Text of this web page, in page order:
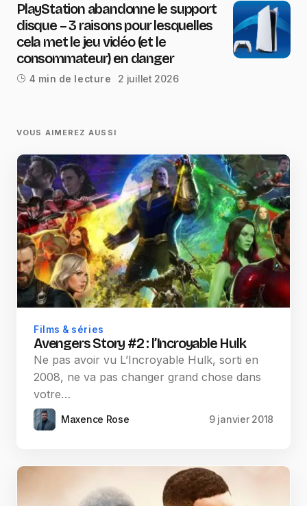
PlayStation abandonne le support
disque – 3 raisons pour lesquelles
cela met le jeu vidéo (et le
consommateur) en danger
4 min de lecture 2 juillet 2026
VOUS AIMEREZ AUSSI
Films & séries
Avengers Story #2 : l’Incroyable Hulk
Ne pas avoir vu L’Incroyable Hulk, sorti en
2008, ne va pas changer grand chose dans
votre…
Maxence Rose 9 janvier 2018